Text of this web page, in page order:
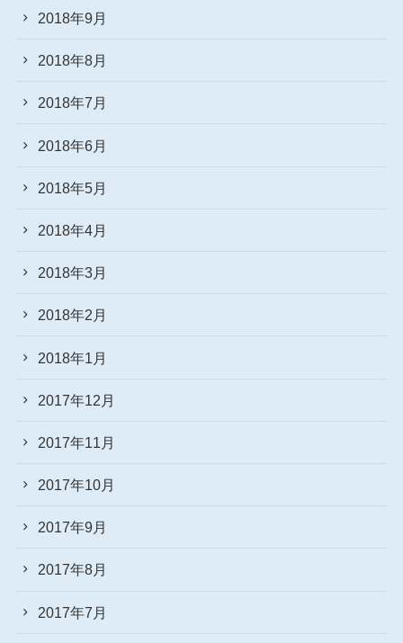
2018年9月
2018年8月
2018年7月
2018年6月
2018年5月
2018年4月
2018年3月
2018年2月
2018年1月
2017年12月
2017年11月
2017年10月
2017年9月
2017年8月
2017年7月